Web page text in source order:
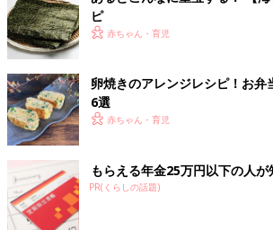
ピ
赤ちゃん・育児
卵焼きのアレンジレシピ！お弁
6選
赤ちゃん・育児
もらえる年金25万円以下の人が
PR(くらしの話題)